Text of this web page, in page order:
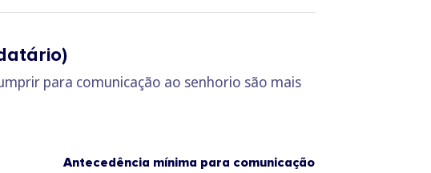
para comunicação ao senhorio são mais
Antecedência mínima para comunicação